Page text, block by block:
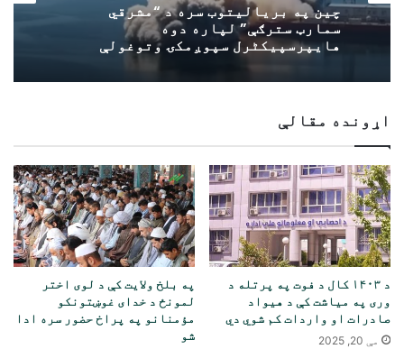
چین په بریالیتوب سره د “مشرقي
سمارټ سترګې” لپاره دوه
هایپرسپیکٹرل سپوږمکۍ وتوغولې
اړونده مقالې
د ۱۴۰۳ کال د فوت په پرتله د
وری په میاشت کې د هیواد
صادرات او واردات کم شوي دي
مې 20, 2025
په بلخ ولایت کې د لوی اختر
لمونځ د خدای غوښتونکو
مؤمنانو په پراخ حضور سره ادا
شو